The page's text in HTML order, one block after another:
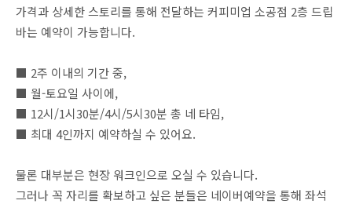
가격과 상세한 스토리를 통해 전달하는 커피미업 소공점 2층 드립
바는 예약이 가능합니다.
■ 2주 이내의 기간 중,
■ 월-토요일 사이에,
■ 12시/1시30분/4시/5시30분 총 네 타임,
■ 최대 4인까지 예약하실 수 있어요.
물론 대부분은 현장 워크인으로 오실 수 있습니다.
그러나 꼭 자리를 확보하고 싶은 분들은 네이버예약을 통해 좌석